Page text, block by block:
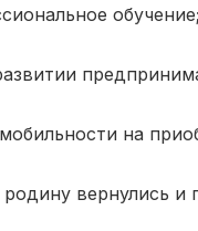
обучение;
на
вернулись и